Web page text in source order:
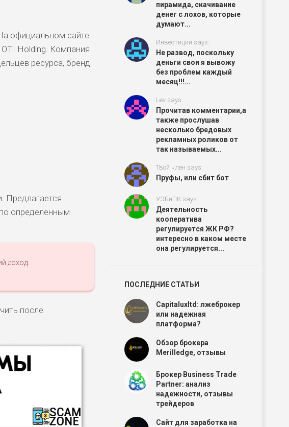
официальном сайте
Holding. Компания
ресурса, бренд
Предлагается
определенным
доход.
после
пирамида, скачивание
денег с лохов, которые
думают...
Инвестиции says:
Не развод, поскольку
деньги свои я вывожу
без проблем каждый
месяц!!!...
Lev says:
Прочитав комментарии,а
также прослушав
несколько бредовых
рекламных роликов от
так называемых...
Твой член says:
Пруфы, или сбит бот
УЭБиПК says:
Деятельность
кооператива
регулируется ЖК РФ?
интересно в каком месте
она регулируется...
ПОСЛЕДНИЕ СТАТЬИ
Capitaluxltd: лжеброкер
или надежная
платформа?
Обзор брокера
Merilledge, отзывы
Брокер Business Trade
Partner: анализ
надежности, отзывы
трейдеров
Сайт для заработка на